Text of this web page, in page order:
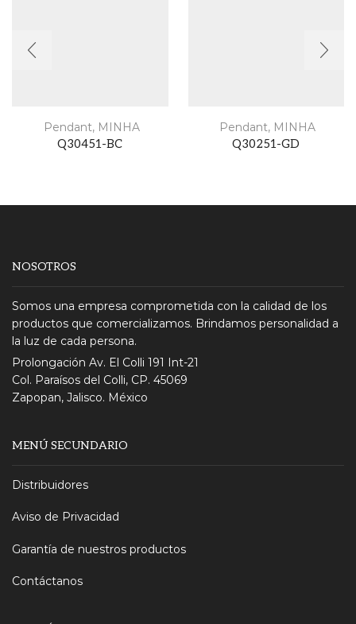
Pendant, MINHA
Q30451-BC
Pendant, MINHA
Q30251-GD
NOSOTROS
Somos una empresa comprometida con la calidad de los
productos que comercializamos. Brindamos personalidad a
la luz de cada persona.
Prolongación Av. El Colli 191 Int-21
Col. Paraísos del Colli, CP. 45069
Zapopan, Jalisco. México
MENÚ SECUNDARIO
Distribuidores
Aviso de Privacidad
Garantía de nuestros productos
Contáctanos